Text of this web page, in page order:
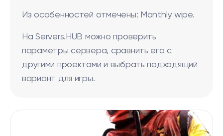
Из особенностей отмечены: Monthly wipe.
На Servers.HUB можно проверить
параметры сервера, сравнить его с
другими проектами и выбрать подходящий
вариант для игры.